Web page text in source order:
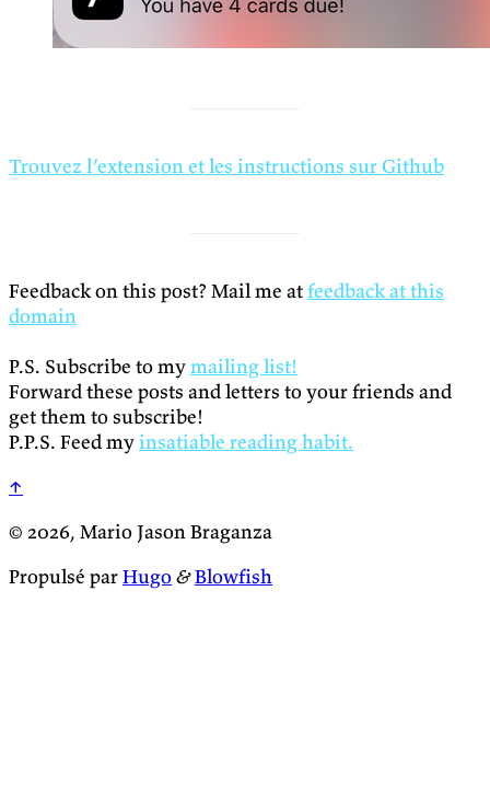
Trouvez l’extension et les instructions sur Github
Feedback on this post? Mail me atfeedback at this
domain
P.S. Subscribe to mymailing list!
Forward these posts and letters to your friends and
get them to subscribe!
P.P.S. Feed myinsatiable reading habit.
↑
© 2026, Mario Jason Braganza
Propulsé parHugo&Blowfish